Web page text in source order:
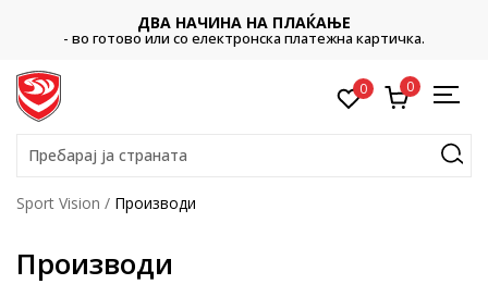
НАЧИНА НА ПЛАЌАЊЕ
со електронска платежна картичка. Платете со картичка
0 0
Пребарај ја страната
Sport Vision Производи
Производи